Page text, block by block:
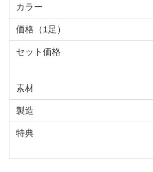
カラー
価格（1足）
セット価格
素材
製造
特典